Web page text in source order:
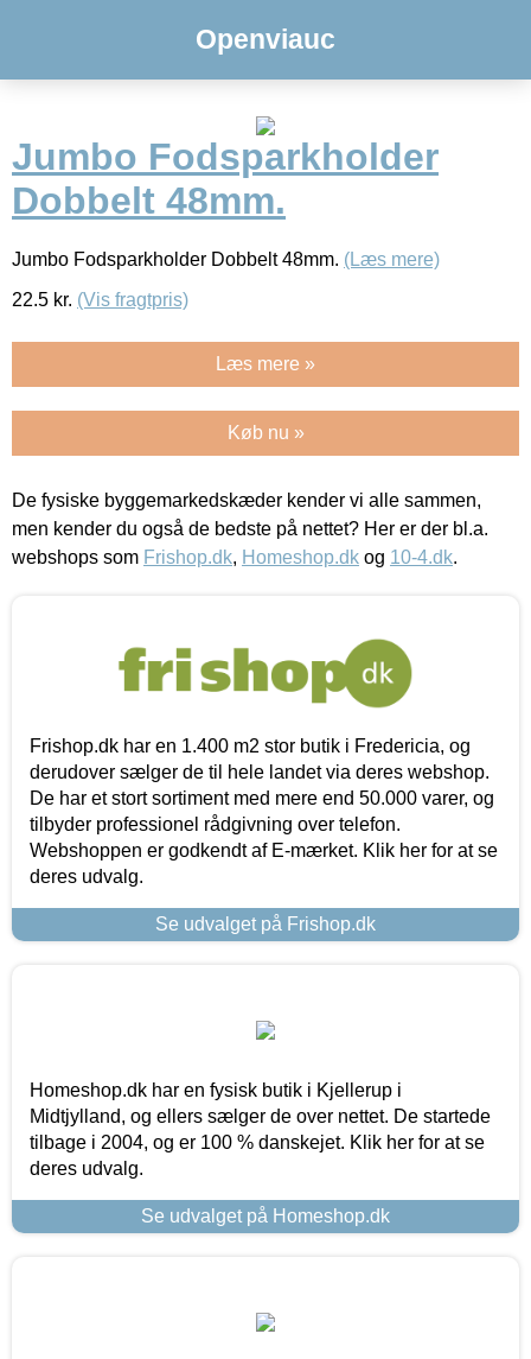
Openviauc
Jumbo Fodsparkholder
Dobbelt 48mm.
Jumbo Fodsparkholder Dobbelt 48mm. (Læs mere)
22.5 kr. (Vis fragtpris)
Læs mere »
Køb nu »
De fysiske byggemarkedskæder kender vi alle sammen,
men kender du også de bedste på nettet? Her er der bl.a.
webshops som Frishop.dk, Homeshop.dk og 10-4.dk.
Frishop.dk har en 1.400 m2 stor butik i Fredericia, og
derudover sælger de til hele landet via deres webshop.
De har et stort sortiment med mere end 50.000 varer, og
tilbyder professionel rådgivning over telefon.
Webshoppen er godkendt af E-mærket. Klik her for at se
deres udvalg.
Se udvalget på Frishop.dk
Homeshop.dk har en fysisk butik i Kjellerup i
Midtjylland, og ellers sælger de over nettet. De startede
tilbage i 2004, og er 100 % danskejet. Klik her for at se
deres udvalg.
Se udvalget på Homeshop.dk